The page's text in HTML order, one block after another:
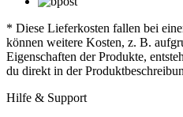
* Diese Lieferkosten fallen bei
können weitere Kosten, z. B.
Eigenschaften der Produkte,
du direkt in der
Hilfe & Support